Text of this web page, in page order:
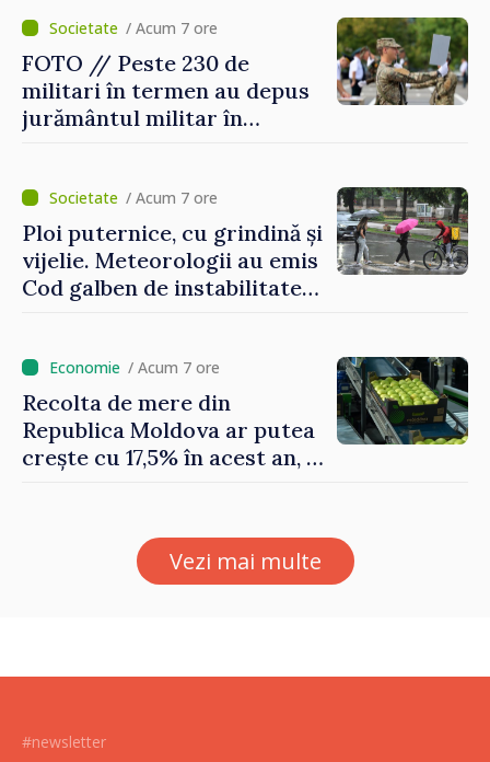
Monitorul Oficial
/ Acum 7 ore
FOTO // Peste 230 de
militari în termen au depus
jurământul militar în
/ Acum 7 ore
Ploi puternice, cu grindină și
vijelie. Meteorologii au emis
Cod galben de instabilitate
/ Acum 7 ore
Recolta de mere din
Republica Moldova ar putea
crește cu 17,5% în acest an, în
Vezi mai multe
#newsletter